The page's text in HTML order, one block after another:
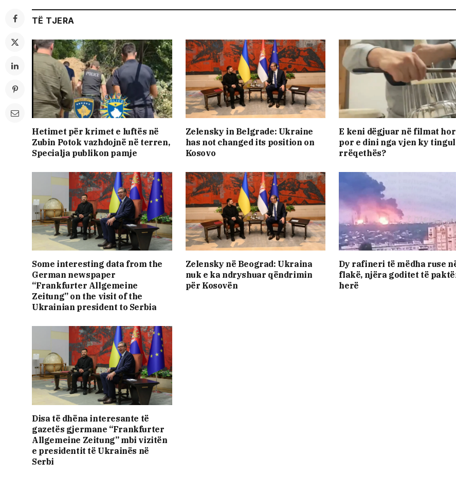
TË TJERA
Hetimet për krimet e luftës në
Zubin Potok vazhdojnë në terren,
Specialja publikon pamje
Zelensky in Belgrade: Ukraine
has not changed its position on
Kosovo
E keni dëgjuar në filmat
por e dini nga vjen ky
rrëqethës?
Some interesting data from the
German newspaper
“Frankfurter Allgemeine
Zeitung” on the visit of the
Ukrainian president to Serbia
Zelensky në Beograd: Ukraina
nuk e ka ndryshuar qëndrimin
për Kosovën
Dy rafineri të mëdha ruse
flakë, njëra goditet të
herë
Disa të dhëna interesante të
gazetës gjermane “Frankfurter
Allgemeine Zeitung” mbi vizitën
e presidentit të Ukrainës në
Serbi